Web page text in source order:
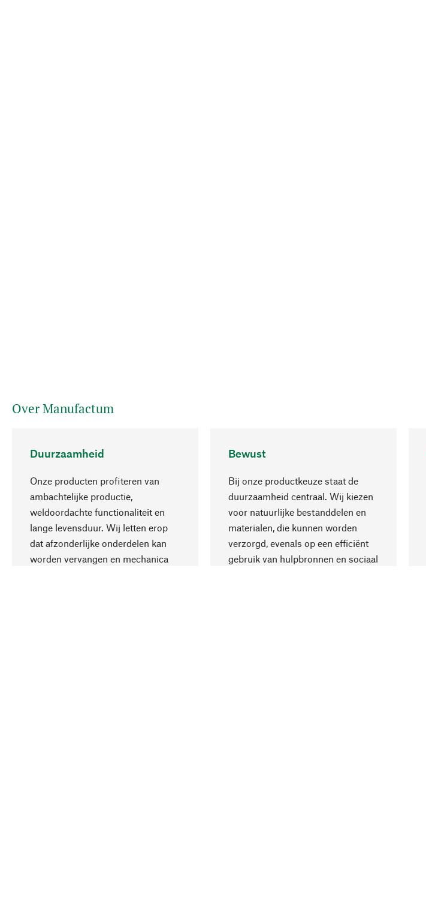
Over Manufactum
Duurzaamheid
Onze producten profiteren van
ambachtelijke productie,
weldoordachte functionaliteit en
lange levensduur. Wij letten erop
dat afzonderlijke onderdelen kan
worden vervangen en mechanica
Bewust
Bij onze productkeuze staat de
duurzaamheid centraal. Wij kiezen
voor natuurlijke bestanddelen en
materialen, die kunnen worden
verzorgd, evenals op een efficiënt
gebruik van hulpbronnen en sociaal